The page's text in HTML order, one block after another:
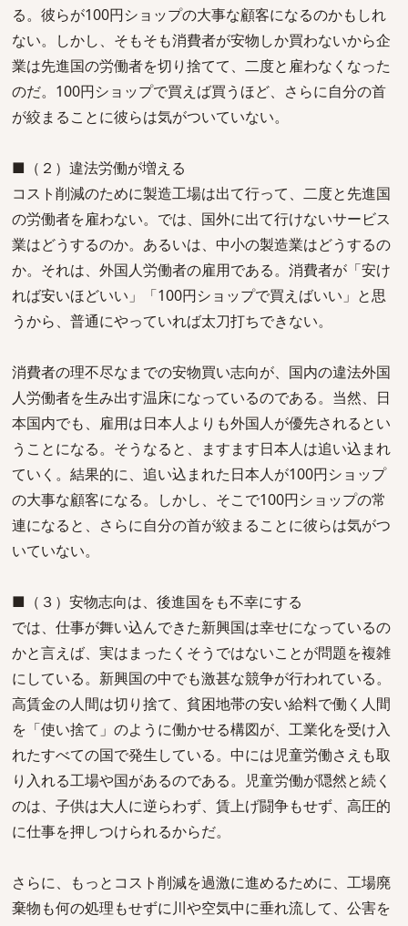
る。彼らが100円ショップの大事な顧客になるのかもしれ
ない。しかし、そもそも消費者が安物しか買わないから企
業は先進国の労働者を切り捨てて、二度と雇わなくなった
のだ。100円ショップで買えば買うほど、さらに自分の首
が絞まることに彼らは気がついていない。
■（２）違法労働が増える
コスト削減のために製造工場は出て行って、二度と先進国
の労働者を雇わない。では、国外に出て行けないサービス
業はどうするのか。あるいは、中小の製造業はどうするの
か。それは、外国人労働者の雇用である。消費者が「安け
れば安いほどいい」「100円ショップで買えばいい」と思
うから、普通にやっていれば太刀打ちできない。
消費者の理不尽なまでの安物買い志向が、国内の違法外国
人労働者を生み出す温床になっているのである。当然、日
本国内でも、雇用は日本人よりも外国人が優先されるとい
うことになる。そうなると、ますます日本人は追い込まれ
ていく。結果的に、追い込まれた日本人が100円ショップ
の大事な顧客になる。しかし、そこで100円ショップの常
連になると、さらに自分の首が絞まることに彼らは気がつ
いていない。
■（３）安物志向は、後進国をも不幸にする
では、仕事が舞い込んできた新興国は幸せになっているの
かと言えば、実はまったくそうではないことが問題を複雑
にしている。新興国の中でも激甚な競争が行われている。
高賃金の人間は切り捨て、貧困地帯の安い給料で働く人間
を「使い捨て」のように働かせる構図が、工業化を受け入
れたすべての国で発生している。中には児童労働さえも取
り入れる工場や国があるのである。児童労働が隠然と続く
のは、子供は大人に逆らわず、賃上げ闘争もせず、高圧的
に仕事を押しつけられるからだ。
さらに、もっとコスト削減を過激に進めるために、工場廃
棄物も何の処理もせずに川や空気中に垂れ流して、公害を